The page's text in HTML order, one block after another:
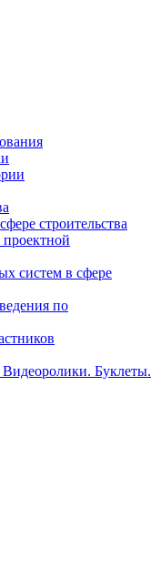
строительства
систем в сфере
по
Буклеты.